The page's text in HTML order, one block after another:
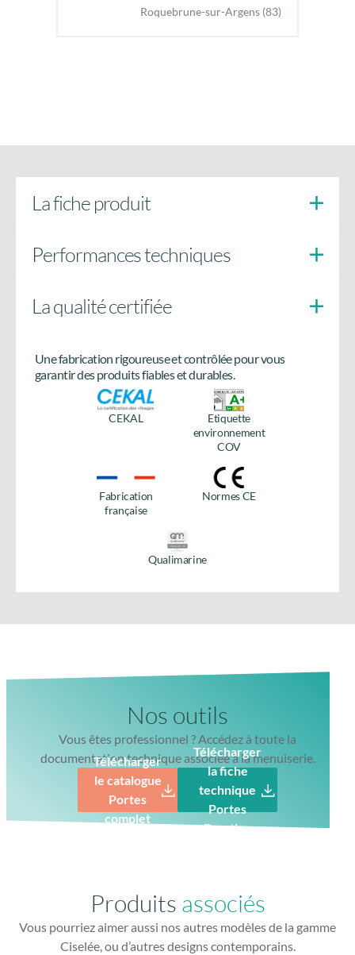
Roquebrune-sur-Argens (83)
La fiche produit
Besoin de plus d’informations
sur le produit ?
Accédez à tous les détails en téléchargeant la fiche
produit
Performances techniques
Doigts anti-soulèvement
La qualité certifiée
Une fabrication rigoureuse et contrôlée pour vous
garantir des produits fiables et durables.
CEKAL
Etiquette
environnement
COV
Fabrication
française
Normes CE
Qualimarine
Nos outils
Vous êtes professionnel ? Accédez à toute la
documentation technique associée à la menuiserie.
Télécharger
le catalogue
Portes
complet
Télécharger
la fiche
technique
Portes
Prestige
Produits associés
Vous pourriez aimer aussi nos autres modèles de la gamme
Ciselée, ou d’autres designs contemporains.